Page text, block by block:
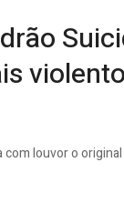
louvor o